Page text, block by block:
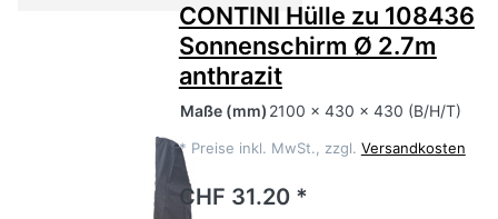
CONTINI Hülle zu 108436
Sonnenschirm Ø 2.7m
anthrazit
Maße (mm) 2100 x 430 x 430 (B/H/T)
* Preise inkl. MwSt., zzgl. Versandkosten
CHF 31.20 *